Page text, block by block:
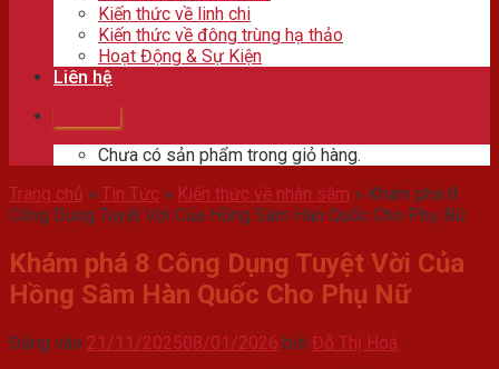
Kiến thức về linh chi
Kiến thức về đông trùng hạ thảo
Hoạt Động & Sự Kiện
Liên hệ
Chưa có sản phẩm trong giỏ hàng.
Trang chủ » Tin Tức » Kiến thức về nhân sâm » Khám phá 8
Công Dụng Tuyệt Vời Của Hồng Sâm Hàn Quốc Cho Phụ Nữ
Khám phá 8 Công Dụng Tuyệt Vời Của
Hồng Sâm Hàn Quốc Cho Phụ Nữ
Đăng vào 21/11/202508/01/2026 bởi Đỗ Thị Hoá